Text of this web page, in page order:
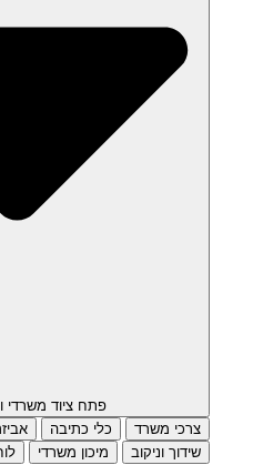
פתח ציוד משרדי
צרכי משרד
כלי כתיבה
שידוך וניקוב
מיכון משרדי